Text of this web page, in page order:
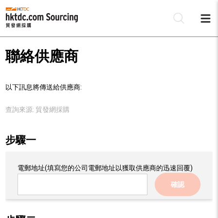
聯絡供應商
以下訊息將傳送給供應商:
查詢來源: 貿發網採購
步驟一
電郵地址(填寫您的公司電郵地址以獲取供應商的迅速回覆)
確認